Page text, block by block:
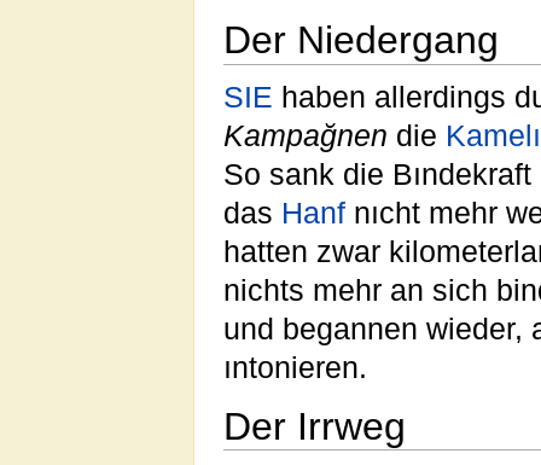
Der Niedergang
SIE haben allerdings
Kampağnen die
So sank die
das Hanf nıcht mehr
hatten zwar
nichts mehr an sich
und begannen wieder,
ıntonieren.
Der Irrweg